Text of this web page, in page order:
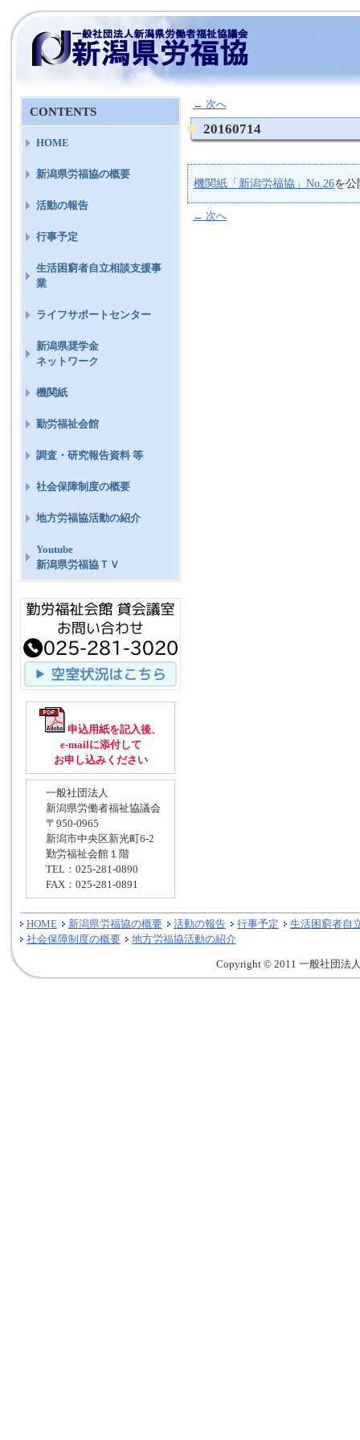
← 次へ
20160714
機関紙「新潟労福協」No.26を公
← 次へ
CONTENTS
HOME
新潟県労福協の概要
活動の報告
行事予定
生活困窮者自立相談支援事
業
ライフサポートセンター
新潟県奨学金
ネットワーク
機関紙
勤労福祉会館
調査・研究報告資料 等
社会保障制度の概要
地方労福協活動の紹介
Youtube
新潟県労福協ＴＶ
申込用紙を記入後、
e-mailに添付して
お申し込みください
一般社団法人
新潟県労働者福祉協議会
〒950-0965
新潟市中央区新光町6-2
勤労福祉会館１階
TEL：025-281-0890
FAX：025-281-0891
HOME 新潟県労福協の概要 活動の報告 行事予定
生活困窮者自
社会保障制度の概要
地方労福協活動の紹介
Copyright © 2011 一般社団法